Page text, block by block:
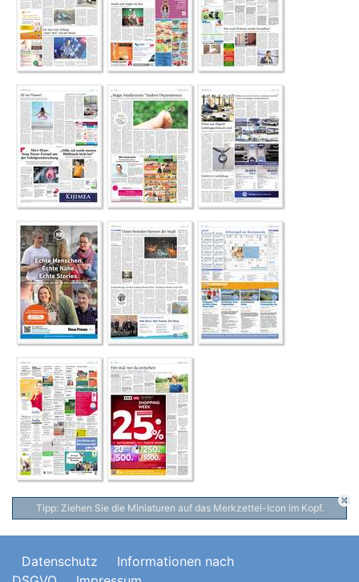
Tipp: Ziehen Sie die Miniaturen auf das Merkzettel-Icon im Kopf.
Datenschutz
Informationen nach